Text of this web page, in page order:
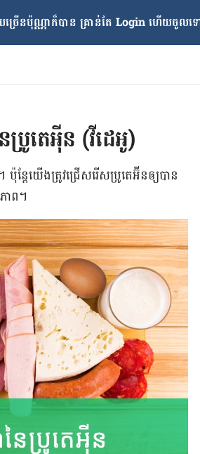
រើនប៉ុណ្ណាក៏បាន គ្រាន់តែ​ Login ហើយចូលទ
ប្រូតេអុីន (វីដេអូ)
ែ​យើង​ត្រូវ​ជ្រើសរើស​ប្រូតេអ៊ីន​ឲ្យ​បាន​
ាព។